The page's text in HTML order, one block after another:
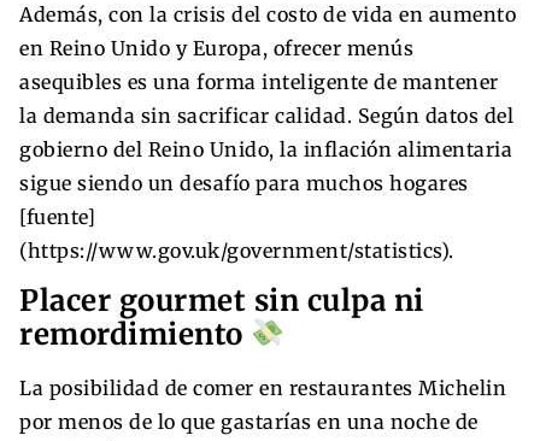
Además, con la crisis del costo de vida en aumento
en Reino Unido y Europa, ofrecer menús
asequibles es una forma inteligente de mantener
la demanda sin sacrificar calidad. Según datos del
gobierno del Reino Unido, la inflación alimentaria
sigue siendo un desafío para muchos hogares
[fuente]
(https://www.gov.uk/government/statistics).
Placer gourmet sin culpa ni
remordimiento
La posibilidad de comer en restaurantes Michelin
por menos de lo que gastarías en una noche de